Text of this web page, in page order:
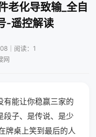
老化导致输_全自
-遥控解读
｜阅读：1
网
有能让你稳赢三家的
段子、是传说、是少
牌桌上笑到最后的人